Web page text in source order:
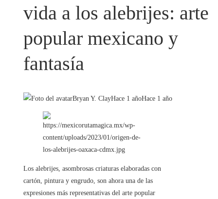
vida a los alebrijes: arte
popular mexicano y
fantasía
Bryan Y. ClayHace 1 añoHace 1 año
Los alebrijes, asombrosas criaturas elaboradas con
cartón, pintura y engrudo, son ahora una de las
expresiones más representativas del arte popular